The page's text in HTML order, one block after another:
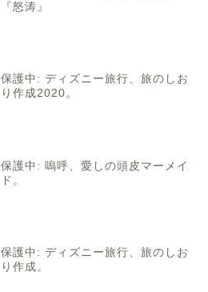
『怒涛』
保護中: ディズニー旅行、旅のしお
り作成2020。
保護中: 嗚呼、愛しの頭皮マーメイ
ド。
保護中: ディズニー旅行、旅のしお
り作成。